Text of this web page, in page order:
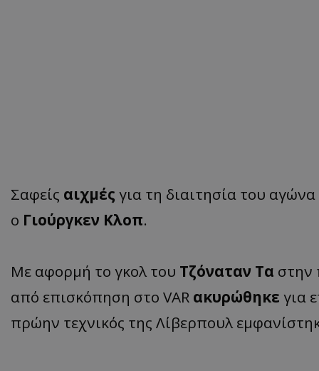
Σαφείς αιχμές για τη διαιτησία του
ο Γιούργκεν Κλοπ.
Με αφορμή το γκολ του Τζόναταν Τα στην
από επισκόπηση στο VAR ακυρώθηκε για
πρώην τεχνικός της Λίβερπουλ